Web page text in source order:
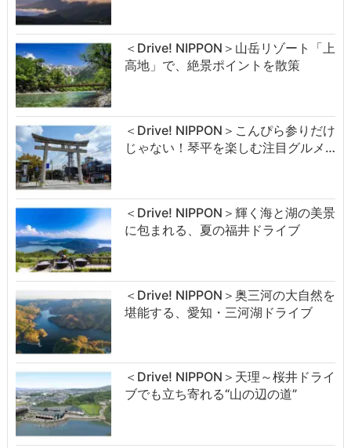
＜Drive! NIPPON＞山岳リゾート「上
高地」で、絶景ポイントを散策
＜Drive! NIPPON＞こんぴら参りだけ
じゃない！琴平を楽しむ注目グルメ…
＜Drive! NIPPON＞輝く海と湖の美景
に包まれる、夏の福井ドライブ
＜Drive! NIPPON＞奥三河の大自然を
堪能する、愛知・三河湖ドライブ
＜Drive! NIPPON＞天理～桜井ドライ
ブでも立ち寄れる“山の辺の道”